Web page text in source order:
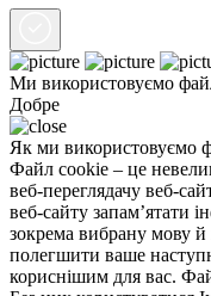
Ми використовуємо
Добре
Як ми використовуємо
Файл cookie – це
веб-переглядачу веб-
веб-сайту запам’ятати
зокрема вибрану мову
полегшити ваше
кориснішим для вас.